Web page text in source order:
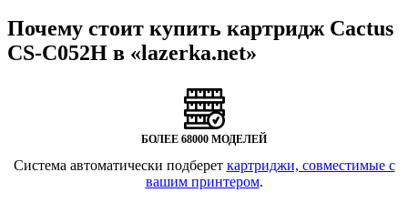
Почему стоит купить картридж Cactus
CS-C052H в «lazerka.net»
БОЛЕЕ 68000 МОДЕЛЕЙ
Система автоматически подберет картриджи, совместимые с
вашим принтером.